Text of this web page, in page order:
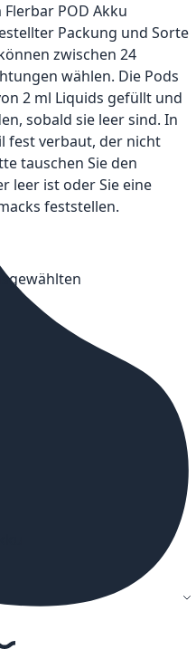
POD Akku
Packung und Sorte
zwischen 24
wählen. Die Pods
2 ml Liquids gefüllt und
sobald sie leer sind. In
fest verbaut, der nicht
tauschen Sie den
leer ist oder Sie eine
feststellen.